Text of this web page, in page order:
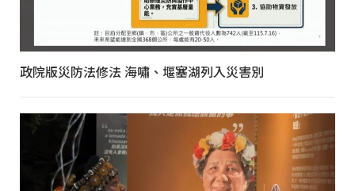
政院版災防法修法 海嘯、堰塞湖列入災害別